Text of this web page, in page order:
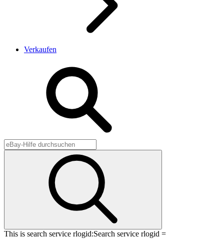
Verkaufen
This is search service rlogid:Search service rlogid =